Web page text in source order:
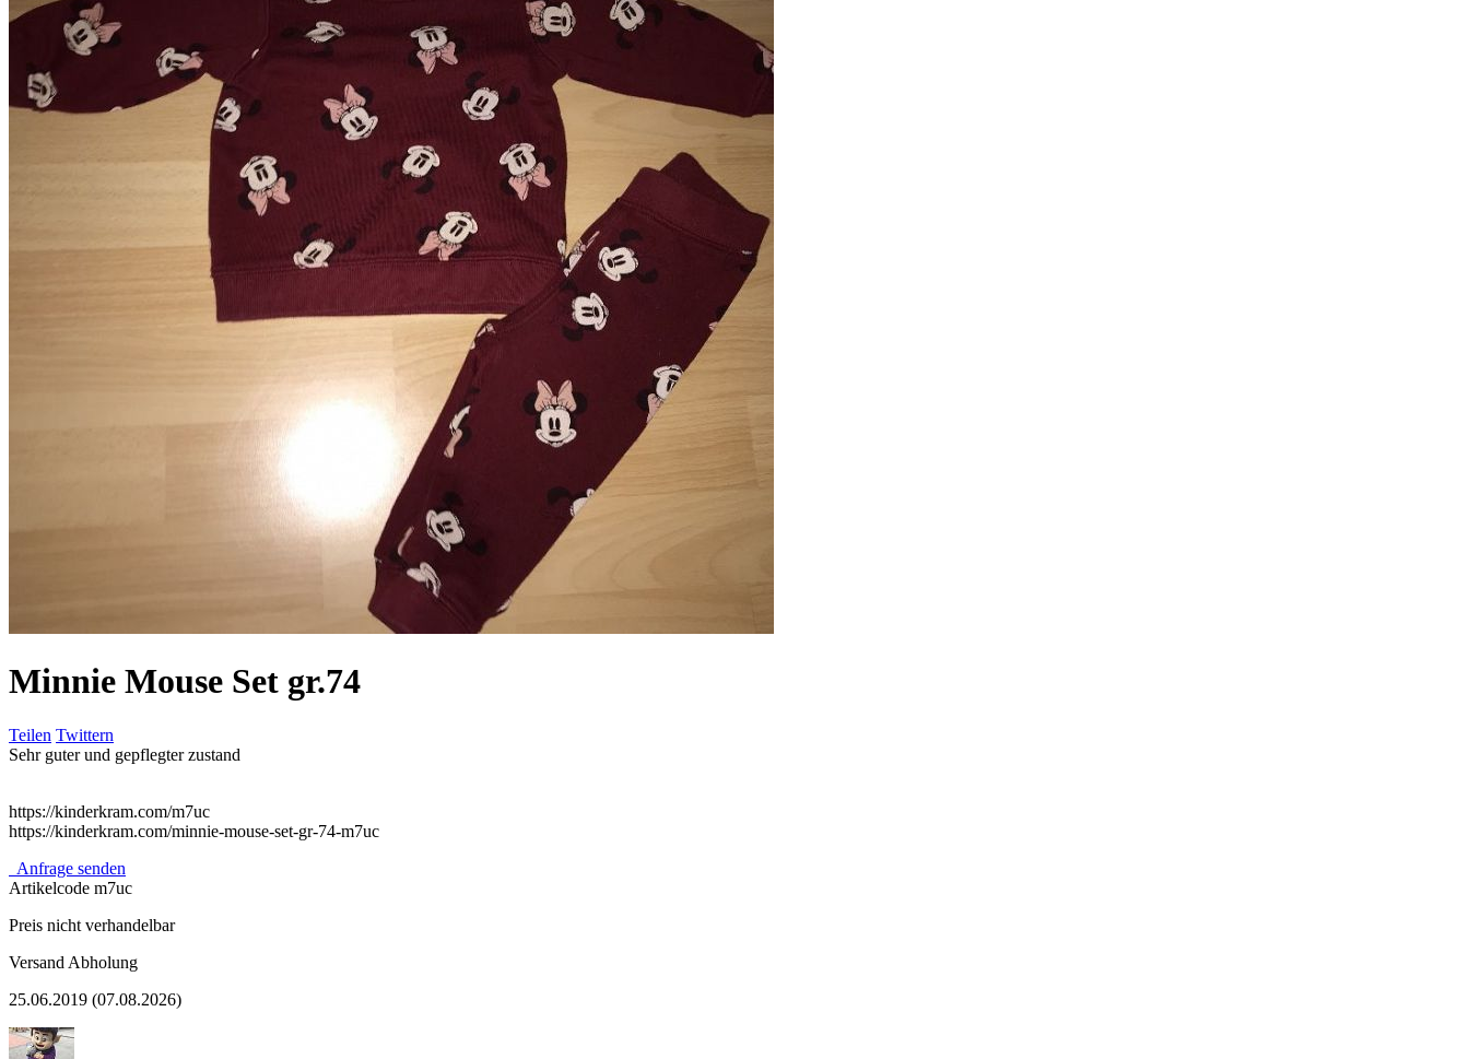
Minnie Mouse Set gr.74
Teilen Twittern
Sehr guter und gepflegter zustand
https://kinderkram.com/m7uc
https://kinderkram.com/minnie-mouse-set-gr-74-m7uc
Anfrage senden
Artikelcode m7uc
Preis nicht verhandelbar
Versand Abholung
25.06.2019 (07.08.2026)